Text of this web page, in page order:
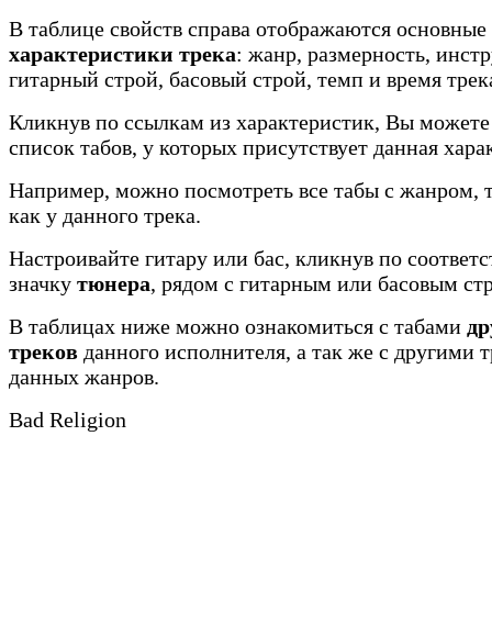
В таблице свойств справа отображаются основные
характеристики трека: жанр, размерность,
гитарный строй, басовый строй, темп и время
Кликнув по ссылкам из характеристик, Вы
список табов, у которых присутствует данная
Например, можно посмотреть все табы с жанром,
как у данного трека.
Настроивайте гитару или бас, кликнув по
значку тюнера, рядом с гитарным или басовым
В таблицах ниже можно ознакомиться с табами
треков данного исполнителя, а так же с другими
данных жанров.
Bad Religion